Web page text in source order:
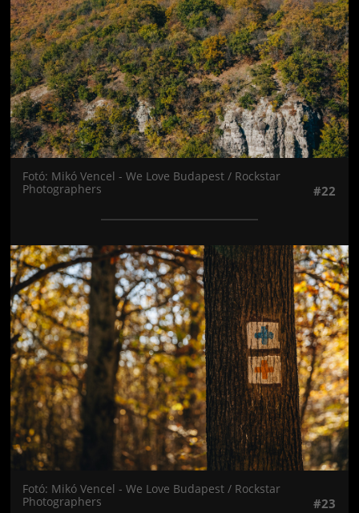
Fotó: Mikó Vencel - We Love Budapest / Rockstar
Photographers
#22
Jön még kép!
Fotó: Mikó Vencel - We Love Budapest / Rockstar
Photographers
#23